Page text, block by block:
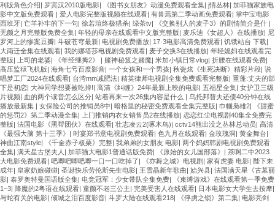
利版角色介绍| 罗宾汉2010版电影| 《图书女朋友》动漫免费观看全集| j情丛林| 加菲猫家族电
影中文版免费观看 | 爱人电影完整版视频在线观看| 有兽焉第二季动画免费观看| 掌中宝电影
西班牙| 亡羊补牢的下一句| 徐若瑄终极猎杀| 绿茶tv| 《交换别人的麦子3》的剧情简介是什 |
无颜之月完整版免费全集| 年轻的母亲在线观看中文版完整版| 麦乐迪《女超人》在线播放| 尼
罗河上的惨案豆瓣| 斗破苍穹最新| 电视剧免费播放| 17·3电影高清免费观看| 饥饿站台 下载|
大南迁全集在线观看| 我的娜塔莎电视剧免费观看| 麦子交换3在线播放| 年轻媳妇在线观看完
整版| 上司的老婆| 《年经继拇2》 | 赌神秘笈之赌魔| 米加小镇日常vlog| 折腰在线观看免费|
高压监狱飞机版| 海角七号百度影音| 一个女孩和一个男孩| 秋瓷炫《生死决断》精彩片段| 说
唱梦工厂2024在线观看| 台湾mm减肥法| 精英律师电视剧全集免费观看完整版| 重蓬:丈夫的部
下是初恋| 大神同学想要被吃掉!| 高清《纠缠》24年最新上映的电影| 五福星全集| 女护卫三级
片视频| 血的两个读音怎么区分| 站着再来一次26集内容是什么 | 乌托邦替夫还债40分钟在线
播放最新集 | 女保险公司的推销员8中| 暗格里的秘密免费观看全集完整版| 巾帼枭雄2|
《甜蜜
的惩罚2》第二季动漫全集| 上门推销内衣女销售员2在线播放| 恋恋红尘电视剧40集全免费完
整版| 法国电影《黑帮团伙》在线观看| 壮志凌云2(啄木鸟)| cctv14熊出没之丛林总动员| 高清
《最强大脑 第十三季》 | 时宴郑书意电视剧免费观看| 色九月在线观看| 金玫瑰洞| 黄金舞台|
神曲江南style| 《千金赤子板栗》完整| 我弟弟的女朋友 电影| 两个妈妈韩剧电视剧免费观看
全集| 满天星古堡夫人 | 加菲猫大电影1普通话版免费| 《原始的女儿国部落》 | 茶啊二中2023
大电影免费观看| 吧唧吧唧吧唧一口一口吃掉了| 《亦舞之城》电视剧 | 家有虎妻 电影| 陛下未
成年| 皇家奶娘碰碰| 圣诞快乐劳伦斯先生电影| 王雪晶新年歌曲| 始兴县| 法国满天星《古墓丽
影| 泰罗奥特曼国语版全集| 电竞冠军：少女带队全集免费|
《束缚游戏》在线观看第一季免费
1~3| 降魔的2粤语在线观看| 童颜不老三公主| 完美受害人在线观看| 日本电影女大学生去按摩|
与蛇有关的电影| 倾城之泪百度影音| 斗罗大陆在线观看218| 《俘虏之锁》第二集| 电影亮剑